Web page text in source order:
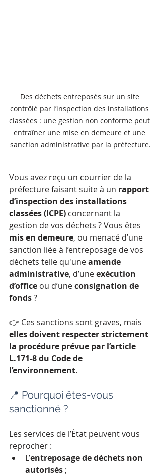
Des déchets entreposés sur un site
contrôlé par l’inspection des installations
classées : une gestion non conforme peut
entraîner une mise en demeure et une
sanction administrative par la préfecture.
Vous avez reçu un courrier de la
préfecture faisant suite à un rapport
d’inspection des installations
classées (ICPE) concernant la
gestion de vos déchets ? Vous êtes
mis en demeure, ou menacé d’une
sanction liée à l’entreposage de vos
déchets telle qu'une amende
administrative, d’une exécution
d’office ou d’une consignation de
fonds ?
👉 Ces sanctions sont graves, mais
elles doivent respecter strictement
la procédure prévue par l’article
L.171-8 du Code de
l’environnement.
📍 Pourquoi êtes-vous
sanctionné ?
Les services de l’État peuvent vous
reprocher :
L’entreposage de déchets non
autorisés ;